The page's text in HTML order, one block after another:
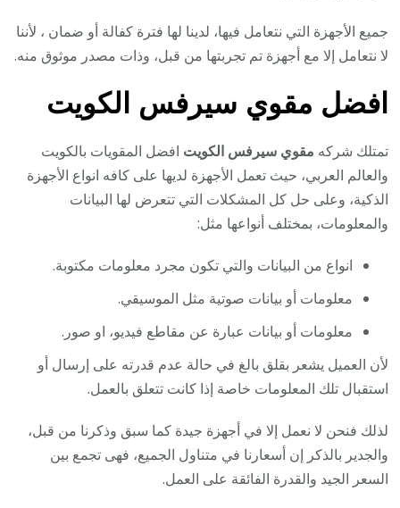
جميع الأجهزة التي نتعامل فيها، لدينا لها فترة كفالة أو ضمان ، لأننا
لا نتعامل إلا مع أجهزة تم تجربتها من قبل، وذات مصدر موثوق منه.
افضل مقوي سيرفس الكويت
تمتلك شركه مقوي سيرفس الكويت افضل المقويات بالكويت
والعالم العربي، حيث تعمل الأجهزة لديها على كافه انواع الأجهزة
الذكية، وعلى حل كل المشكلات التي تتعرض لها البيانات
والمعلومات، بمختلف أنواعها مثل:
انواع من البيانات والتي تكون مجرد معلومات مكتوبة.
معلومات أو بيانات صوتية مثل الموسيقي.
معلومات أو بيانات عبارة عن مقاطع فيديو، او صور.
لأن العميل يشعر بقلق بالغ في حالة عدم قدرته على إرسال أو
استقبال تلك المعلومات خاصة إذا كانت تتعلق بالعمل.
لذلك فنحن لا نعمل إلا في أجهزة جيدة كما سبق وذكرنا من قبل،
والجدير بالذكر إن أسعارنا في متناول الجميع، فهى تجمع بين
السعر الجيد والقدرة الفائقة على العمل.